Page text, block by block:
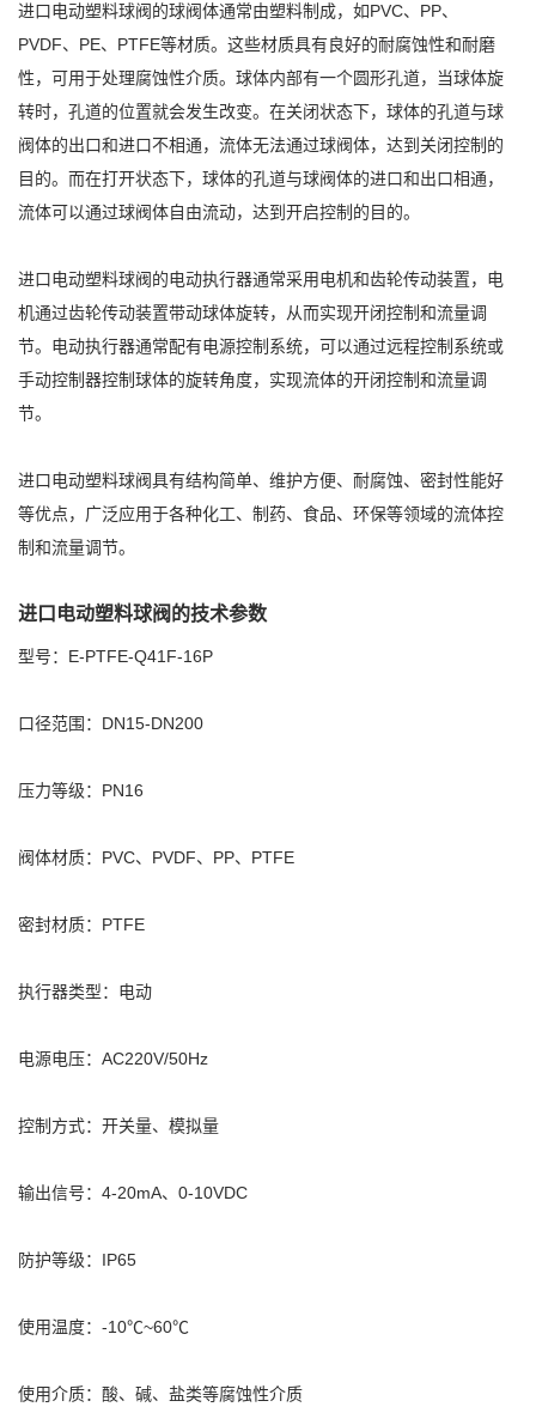
进口电动塑料球阀的球阀体通常由塑料制成，如PVC、PP、
PVDF、PE、PTFE等材质。这些材质具有良好的耐腐蚀性和耐磨
性，可用于处理腐蚀性介质。球体内部有一个圆形孔道，当球体旋
转时，孔道的位置就会发生改变。在关闭状态下，球体的孔道与球
阀体的出口和进口不相通，流体无法通过球阀体，达到关闭控制的
目的。而在打开状态下，球体的孔道与球阀体的进口和出口相通，
流体可以通过球阀体自由流动，达到开启控制的目的。
进口电动塑料球阀的电动执行器通常采用电机和齿轮传动装置，电
机通过齿轮传动装置带动球体旋转，从而实现开闭控制和流量调
节。电动执行器通常配有电源控制系统，可以通过远程控制系统或
手动控制器控制球体的旋转角度，实现流体的开闭控制和流量调
节。
进口电动塑料球阀具有结构简单、维护方便、耐腐蚀、密封性能好
等优点，广泛应用于各种化工、制药、食品、环保等领域的流体控
制和流量调节。
进口电动塑料球阀的技术参数
型号：E-PTFE-Q41F-16P
口径范围：DN15-DN200
压力等级：PN16
阀体材质：PVC、PVDF、PP、PTFE
密封材质：PTFE
执行器类型：电动
电源电压：AC220V/50Hz
控制方式：开关量、模拟量
输出信号：4-20mA、0-10VDC
防护等级：IP65
使用温度：-10℃~60℃
使用介质：酸、碱、盐类等腐蚀性介质